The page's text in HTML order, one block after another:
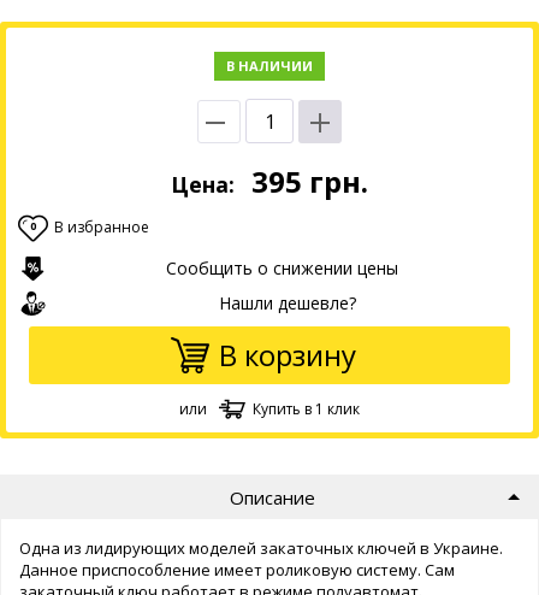
В НАЛИЧИИ
Цена: 395 грн.
0 В избранное
Сообщить о снижении цены
Нашли дешевле?
В корзину
или Купить в 1 клик
Описание
Одна из лидирующих моделей закаточных ключей в Украине.
Данное приспособление имеет роликовую систему. Сам